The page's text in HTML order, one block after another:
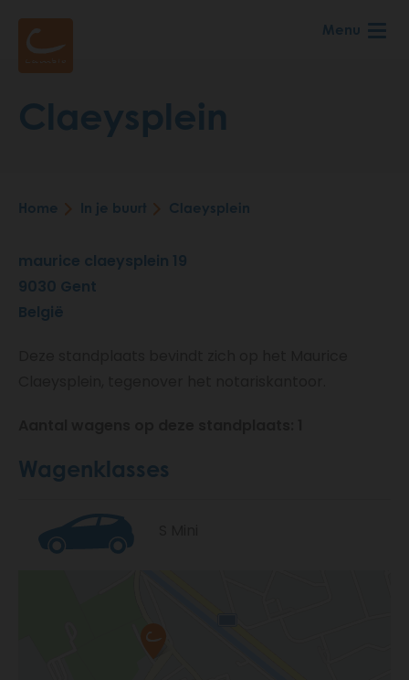
Menu
Claeysplein
Home In je buurt Claeysplein
maurice claeysplein 19
9030 Gent
België
Wagenklasses